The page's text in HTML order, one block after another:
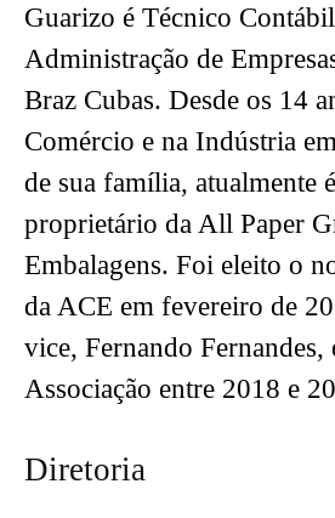
Guarizo é Técnico
Administração de
Braz Cubas. Desde os 14
Comércio e na Indústria
de sua família, atualmente
proprietário da All Paper
Embalagens. Foi eleito o
da ACE em fevereiro de
vice, Fernando Fernandes,
Associação entre 2018 e
Diretoria